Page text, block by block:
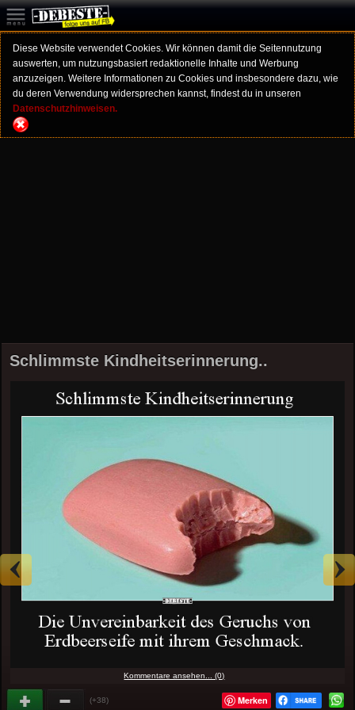
Diese Website verwendet Cookies. Wir können damit die Seitennutzung
auswerten, um nutzungsbasiert redaktionelle Inhalte und Werbung
anzuzeigen. Weitere Informationen zu Cookies und insbesondere dazu, wie
du deren Verwendung widersprechen kannst, findest du in unseren
Datenschutzhinweisen.
Schlimmste Kindheitserinnerung..
Kommentare ansehen... (0)
(+38) Merken